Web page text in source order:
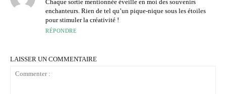
Chaque sortie mentionnée éveille en moi des souvenirs
enchanteurs. Rien de tel qu’un pique-nique sous les étoiles
pour stimuler la créativité !
RÉPONDRE
LAISSER UN COMMENTAIRE